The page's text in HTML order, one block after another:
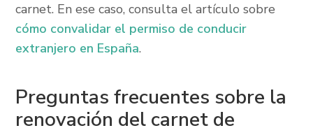
carnet. En ese caso, consulta el artículo sobre
cómo convalidar el permiso de conducir
extranjero en España.
Preguntas frecuentes sobre la
renovación del carnet de